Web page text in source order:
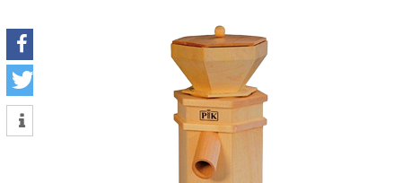
teilen
tweet